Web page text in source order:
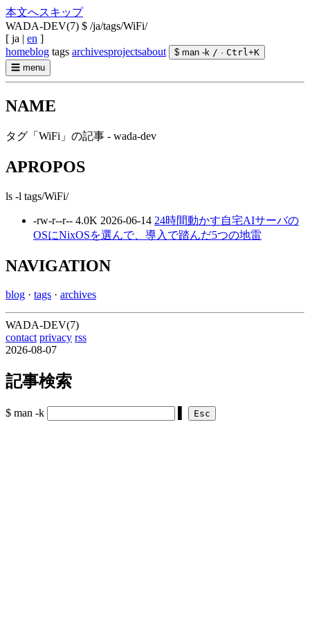
本文へスキップ
WADA-DEV(7) $ /ja/tags/WiFi/
[ ja | en ]
homeblog tags archivesprojectsabout $ man -k / · Ctrl+K
☰ menu
NAME
タグ「WiFi」の記事 - wada-dev
APROPOS
ls -l tags/WiFi/
-rw-r--r-- 4.0K 2026-06-14 24時間動かす自宅AIサーバの
OSにNixOSを選んで、導入で踏んだ5つの地雷
NAVIGATION
blog · tags · archives
WADA-DEV(7)
contact privacy rss
2026-08-07
記事検索
$ man -k Esc